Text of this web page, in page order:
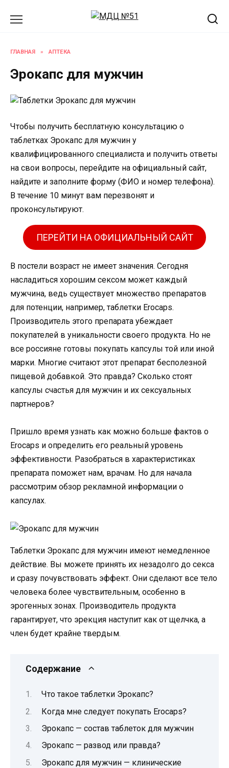
ГЛАВНАЯ » АПТЕКА
Эрокапс для мужчин
Чтобы получить бесплатную консультацию о
таблетках Эрокапс для мужчин у
квалифицированного специалиста и получить ответы
на свои вопросы, перейдите на официальный сайт,
найдите и заполните форму (ФИО и номер телефона).
В течение 10 минут вам перезвонят и
проконсультируют.
ПЕРЕЙТИ НА ОФИЦИАЛЬНЫЙ САЙТ
В постели возраст не имеет значения. Сегодня
насладиться хорошим сексом может каждый
мужчина, ведь существует множество препаратов
для потенции, например, таблетки Erocaps.
Производитель этого препарата убеждает
покупателей в уникальности своего продукта. Но не
все россияне готовы покупать капсулы той или иной
марки. Многие считают этот препарат бесполезной
пищевой добавкой. Это правда? Сколько стоят
капсулы счастья для мужчин и их сексуальных
партнеров?
Пришло время узнать как можно больше фактов о
Erocaps и определить его реальный уровень
эффективности. Разобраться в характеристиках
препарата поможет нам, врачам. Но для начала
рассмотрим обзор рекламной информации о
капсулах.
Таблетки Эрокапс для мужчин имеют немедленное
действие. Вы можете принять их незадолго до секса
и сразу почувствовать эффект. Они сделают все тело
человека более чувствительным, особенно в
эрогенных зонах. Производитель продукта
гарантирует, что эрекция наступит как от щелчка, а
член будет крайне твердым.
Содержание
Что такое таблетки Эрокапс?
Когда мне следует покупать Erocaps?
Эрокапс — состав таблеток для мужчин
Эрокапс — развод или правда?
Эрокапс для мужчин — клинические